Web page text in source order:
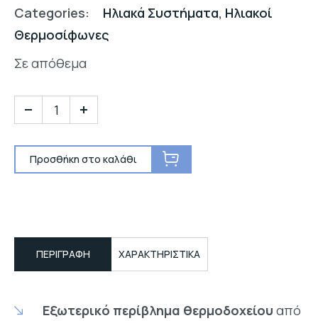
Categories:
Ηλιακά Συστήματα, Ηλιακοί
Θερμοσίφωνες
Σε απόθεμα
Προσθήκη στο καλάθι
ΠΕΡΙΓΡΑΦΉ ΧΑΡΑΚΤΗΡΙΣΤΙΚΑ
Εξωτερικό περίβλημα θερμοδοχείου από